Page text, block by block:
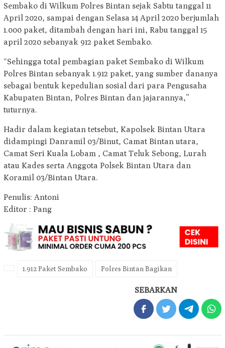
Sembako di Wilkum Polres Bintan sejak Sabtu tanggal 11
April 2020, sampai dengan Selasa 14 April 2020 berjumlah
1.000 paket, ditambah dengan hari ini, Rabu tanggal 15
april 2020 sebanyak 912 paket Sembako.
“Sehingga total pembagian paket Sembako di Wilkum
Polres Bintan sebanyak 1.912 paket, yang sumber dananya
sebagai bentuk kepedulian sosial dari para Pengusaha
Kabupaten Bintan, Polres Bintan dan jajarannya,”
tuturnya.
Hadir dalam kegiatan tetsebut, Kapolsek Bintan Utara
didampingi Danramil 03/Binut, Camat Bintan utara,
Camat Seri Kuala Lobam , Camat Teluk Sebong, Lurah
atau Kades serta Anggota Polsek Bintan Utara dan
Koramil 03/Bintan Utara.
Penulis: Antoni
Editor : Pang
1.912 Paket Sembako Polres Bintan Bagikan
SEBARKAN